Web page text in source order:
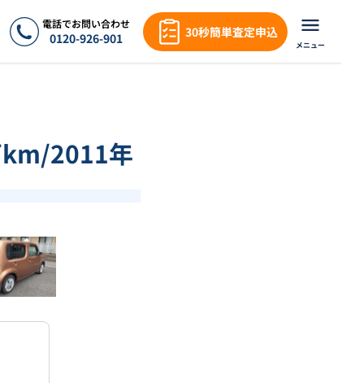
電話でお問い合わせ
0120-926-901 30秒簡単査定申込
メニュー
km/2011年
1/18